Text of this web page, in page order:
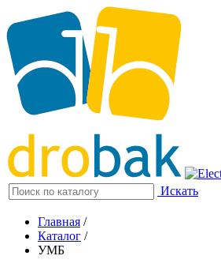
Искать
Главная /
Каталог /
УМБ